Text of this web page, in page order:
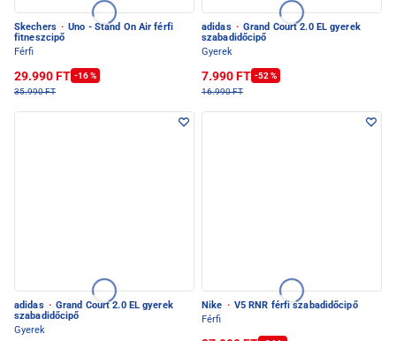
Skechers · Uno - Stand On Air férfi
fitneszcipő
Férfi
29.990 FT -16 %
35.990 FT
adidas · Grand Court 2.0 EL gyerek
szabadidőcipő
Gyerek
7.990 FT -52 %
16.990 FT
adidas · Grand Court 2.0 EL gyerek
szabadidőcipő
Gyerek
Nike · V5 RNR férfi szabadidőcipő
Férfi